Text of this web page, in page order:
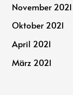
November 2021
Oktober 2021
April 2021
März 2021